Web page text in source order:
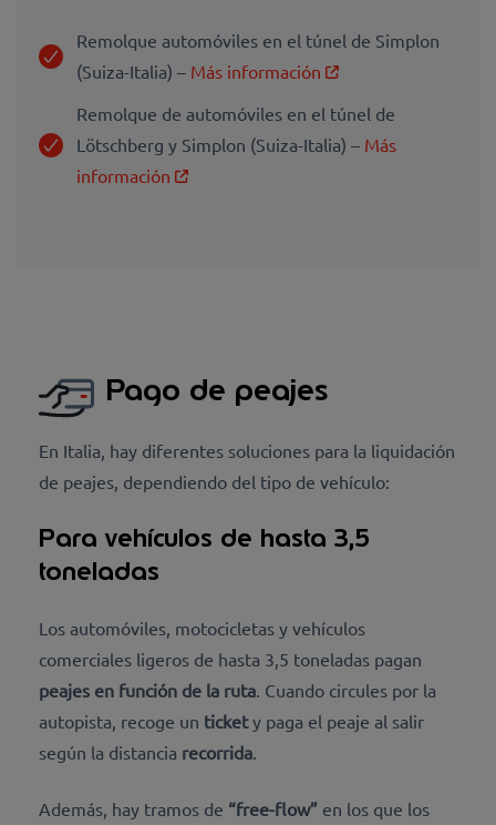
Remolque automóviles en el túnel de Simplon
(Suiza-Italia) – Más información
Remolque de automóviles en el túnel de
Lötschberg y Simplon (Suiza-Italia) – Más
información
Pago de peajes
En Italia, hay diferentes soluciones para la liquidación
de peajes, dependiendo del tipo de vehículo:
Para vehículos de hasta 3,5
toneladas
Los automóviles, motocicletas y vehículos
comerciales ligeros de hasta 3,5 toneladas pagan
peajes en función de la ruta. Cuando circules por la
autopista, recoge un tickety paga el peaje al salir
según la distancia recorrida.
Además, hay tramos de “free-flow” en los que los